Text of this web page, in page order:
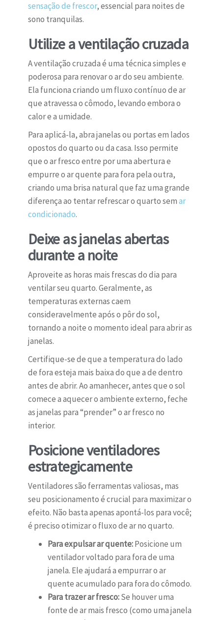
sensação de frescor, essencial para noites de
sono tranquilas.
Utilize a ventilação cruzada
A ventilação cruzada é uma técnica simples e
poderosa para renovar o ar do seu ambiente.
Ela funciona criando um fluxo contínuo de ar
que atravessa o cômodo, levando embora o
calor e a umidade.
Para aplicá-la, abra janelas ou portas em lados
opostos do quarto ou da casa. Isso permite
que o ar fresco entre por uma abertura e
empurre o ar quente para fora pela outra,
criando uma brisa natural que faz uma grande
diferença ao tentar refrescar o quarto semar
condicionado.
Deixe as janelas abertas
durante a noite
Aproveite as horas mais frescas do dia para
ventilar seu quarto. Geralmente, as
temperaturas externas caem
consideravelmente após o pôr do sol,
tornando a noite o momento ideal para abrir as
janelas.
Certifique-se de que a temperatura do lado
de fora esteja mais baixa do que a de dentro
antes de abrir. Ao amanhecer, antes que o sol
comece a aquecer o ambiente externo, feche
as janelas para “prender” o ar fresco no
interior.
Posicione ventiladores
estrategicamente
Ventiladores são ferramentas valiosas, mas
seu posicionamento é crucial para maximizar o
efeito. Não basta apenas apontá-los para você;
é preciso otimizar o fluxo de ar no quarto.
Para expulsar ar quente:Posicione um
ventilador voltado para fora de uma
janela. Ele ajudará a empurrar o ar
quente acumulado para fora do cômodo.
Para trazer ar fresco:Se houver uma
fonte de ar mais fresco (como uma janela